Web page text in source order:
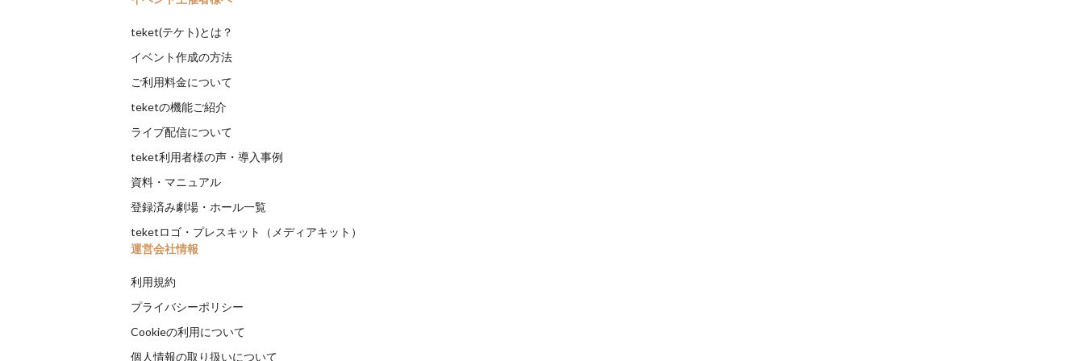
teket(テケト)とは？
イベント作成の方法
ご利用料金について
teketの機能ご紹介
ライブ配信について
teket利用者様の声・導入事例
資料・マニュアル
登録済み劇場・ホール一覧
teketロゴ・プレスキット（メディアキット）
運営会社情報
利用規約
プライバシーポリシー
Cookieの利用について
個人情報の取り扱いについて